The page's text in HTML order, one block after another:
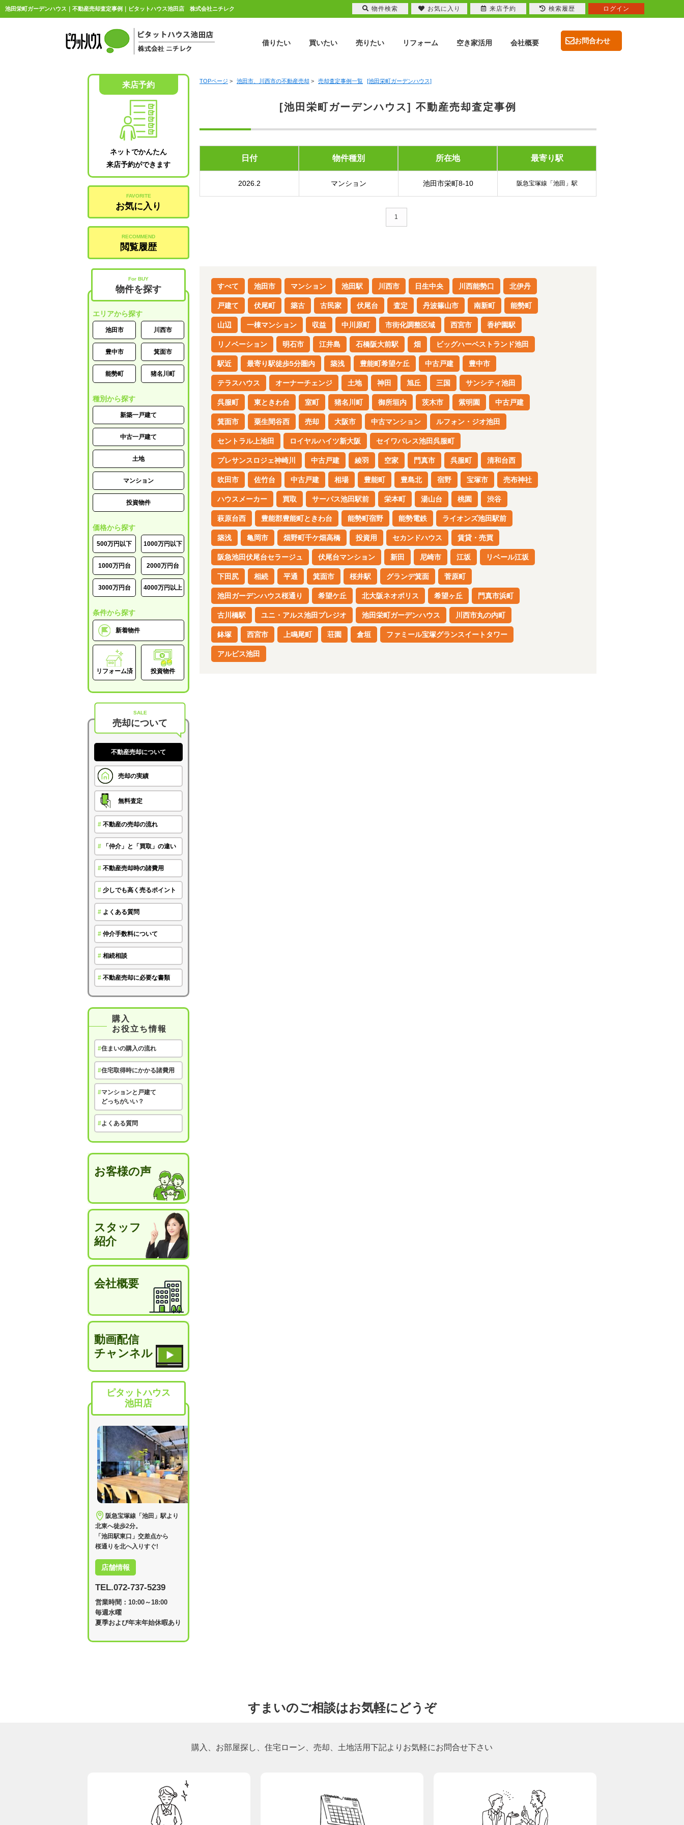
池田栄町ガーデンハウス｜不動産売却査定事例｜ピタットハウス池田店 株式会社ニチレク
お問合わせ
借りたい 買いたい 売りたい リフォーム 空き家活用 会社概要
TOPページ > 池田市、川西市の不動産売却 > 売却査定事例一覧 [池田栄町ガーデンハウス]
[池田栄町ガーデンハウス] 不動産売却査定事例
日付 物件種別 所在地 最寄り駅
2026.2 マンション 池田市栄町8-10 阪急宝塚線「池田」駅
1
すべて 池田市 マンション 池田駅 川西市 日生中央 川西能勢口 北伊丹
戸建て 伏尾町 築古 古民家 伏尾台 査定 丹波篠山市 南新町 能勢町
山辺 一棟マンション 収益 中川原町 市街化調整区域 西宮市 香枦園駅
リノベーション 明石市 江井島 石橋阪大前駅 畑 ビッグハーベストランド池田
駅近 最寄り駅徒歩5分圏内 築浅 豊能町希望ケ丘 中古戸建 豊中市
テラスハウス オーナーチェンジ 土地 神田 旭丘 三国 サンシティ池田
呉服町 東ときわ台 室町 猪名川町 御所垣内 茨木市 紫明園 中古戸建
箕面市 粟生間谷西 売却 大阪市 中古マンション ルフォン・ジオ池田
セントラル上池田 ロイヤルハイツ新大阪 セイワパレス池田呉服町
プレサンスロジェ神崎川 中古戸建 綾羽 空家 門真市 呉服町 清和台西
吹田市 佐竹台 中古戸建 相場 豊能町 豊島北 宿野 宝塚市 売布神社
ハウスメーカー 買取 サーパス池田駅前 栄本町 湯山台 桃園 渋谷
萩原台西 豊能郡豊能町ときわ台 能勢町宿野 能勢電鉄 ライオンズ池田駅前
築浅 亀岡市 畑野町千ケ畑高橋 投資用 セカンドハウス 賃貸・売買
阪急池田伏尾台セラージュ 伏尾台マンション 新田 尼崎市 江坂 リベール江坂
下田尻 相続 平通 箕面市 桜井駅 グランデ箕面 菅原町
池田ガーデンハウス桜通り 希望ケ丘 北大阪ネオポリス 希望ヶ丘 門真市浜町
古川橋駅 ユニ・アルス池田プレジオ 池田栄町ガーデンハウス 川西市丸の内町
鉢塚 西宮市 上鳴尾町 荘園 倉垣 ファミール宝塚グランスイートタワー
アルビス池田
来店予約
ネットでかんたん
来店予約ができます
FAVORITE
お気に入り
RECOMMEND
閲覧履歴
For BUY
物件を探す
エリアから探す
池田市 川西市
豊中市 箕面市
能勢町 猪名川町
種別から探す
新築一戸建て
中古一戸建て
土地
マンション
投資物件
価格から探す
500万円以下 1000万円以下
1000万円台 2000万円台
3000万円台 4000万円以上
条件から探す
新着物件
リフォーム済 投資物件
SALE
売却について
不動産売却について
売却の実績
無料査定
# 不動産の売却の流れ
# 「仲介」と「買取」の違い
# 不動産売却時の諸費用
# 少しでも高く売るポイント
# よくある質問
# 仲介手数料について
# 相続相談
# 不動産売却に必要な書類
購入
お役立ち情報
#住まいの購入の流れ
#住宅取得時にかかる諸費用
#マンションと戸建て
どっちがいい？
#よくある質問
お客様の声
スタッフ
紹介
会社概要
動画配信
チャンネル
ピタットハウス
池田店
阪急宝塚線「池田」駅より
北東へ徒歩2分。
「池田駅東口」交差点から
桜通りを北へ入りすぐ!
店舗情報
TEL.072-737-5239
営業時間：10:00～18:00
毎週水曜
夏季および年末年始休暇あり
すまいのご相談はお気軽にどうぞ
購入、お部屋探し、住宅ローン、売却、土地活用下記よりお気軽にお問合せ下さい
物件検索 お気に入り 来店予約 検索履歴 ログイン